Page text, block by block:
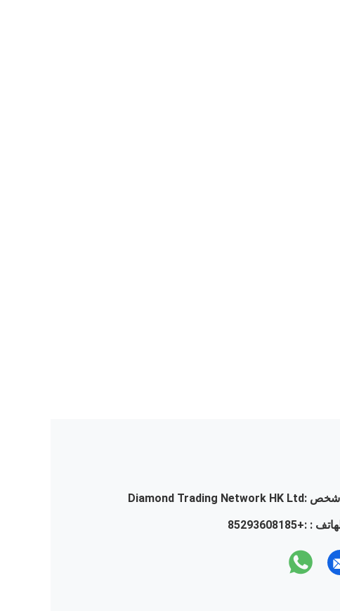
شخص :Diamond Trading Network HK Ltd
: :
+85293608185